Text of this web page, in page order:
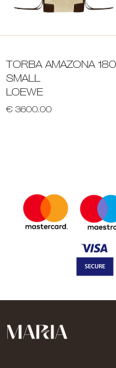
TORBA AMAZONA 180
SMALL
LOEWE
€ 3600.00